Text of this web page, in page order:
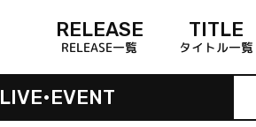
RELEASE
RELEASE一覧
TITLE
タイトル一覧
LIVE•EVENT